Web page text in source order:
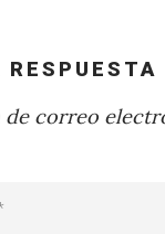
RESPUESTA
correo